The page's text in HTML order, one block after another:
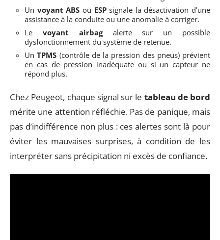
Un voyant ABS ou ESPsignale la désactivation d’une
assistance à la conduite ou une anomalie à corriger.
Le voyant airbagalerte sur un possible
dysfonctionnement du système de retenue.
UnTPMS (contrôle de la pression des pneus) prévient
en cas de pression inadéquate ou si un capteur ne
répond plus.
Chez Peugeot, chaque signal sur le tableau de bord
mérite une attention réfléchie. Pas de panique, mais
pas d’indifférence non plus : ces alertes sont là pour
éviter les mauvaises surprises, à condition de les
interpréter sans précipitation ni excès de confiance.